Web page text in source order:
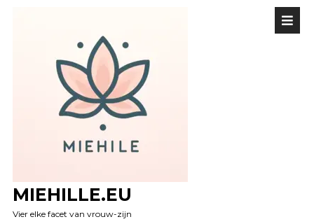
MIEHILLE.EU
Vier elke facet van vrouw-zijn